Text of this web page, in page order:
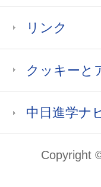
リンク
クッキーと
中日進学ナ
Copyright